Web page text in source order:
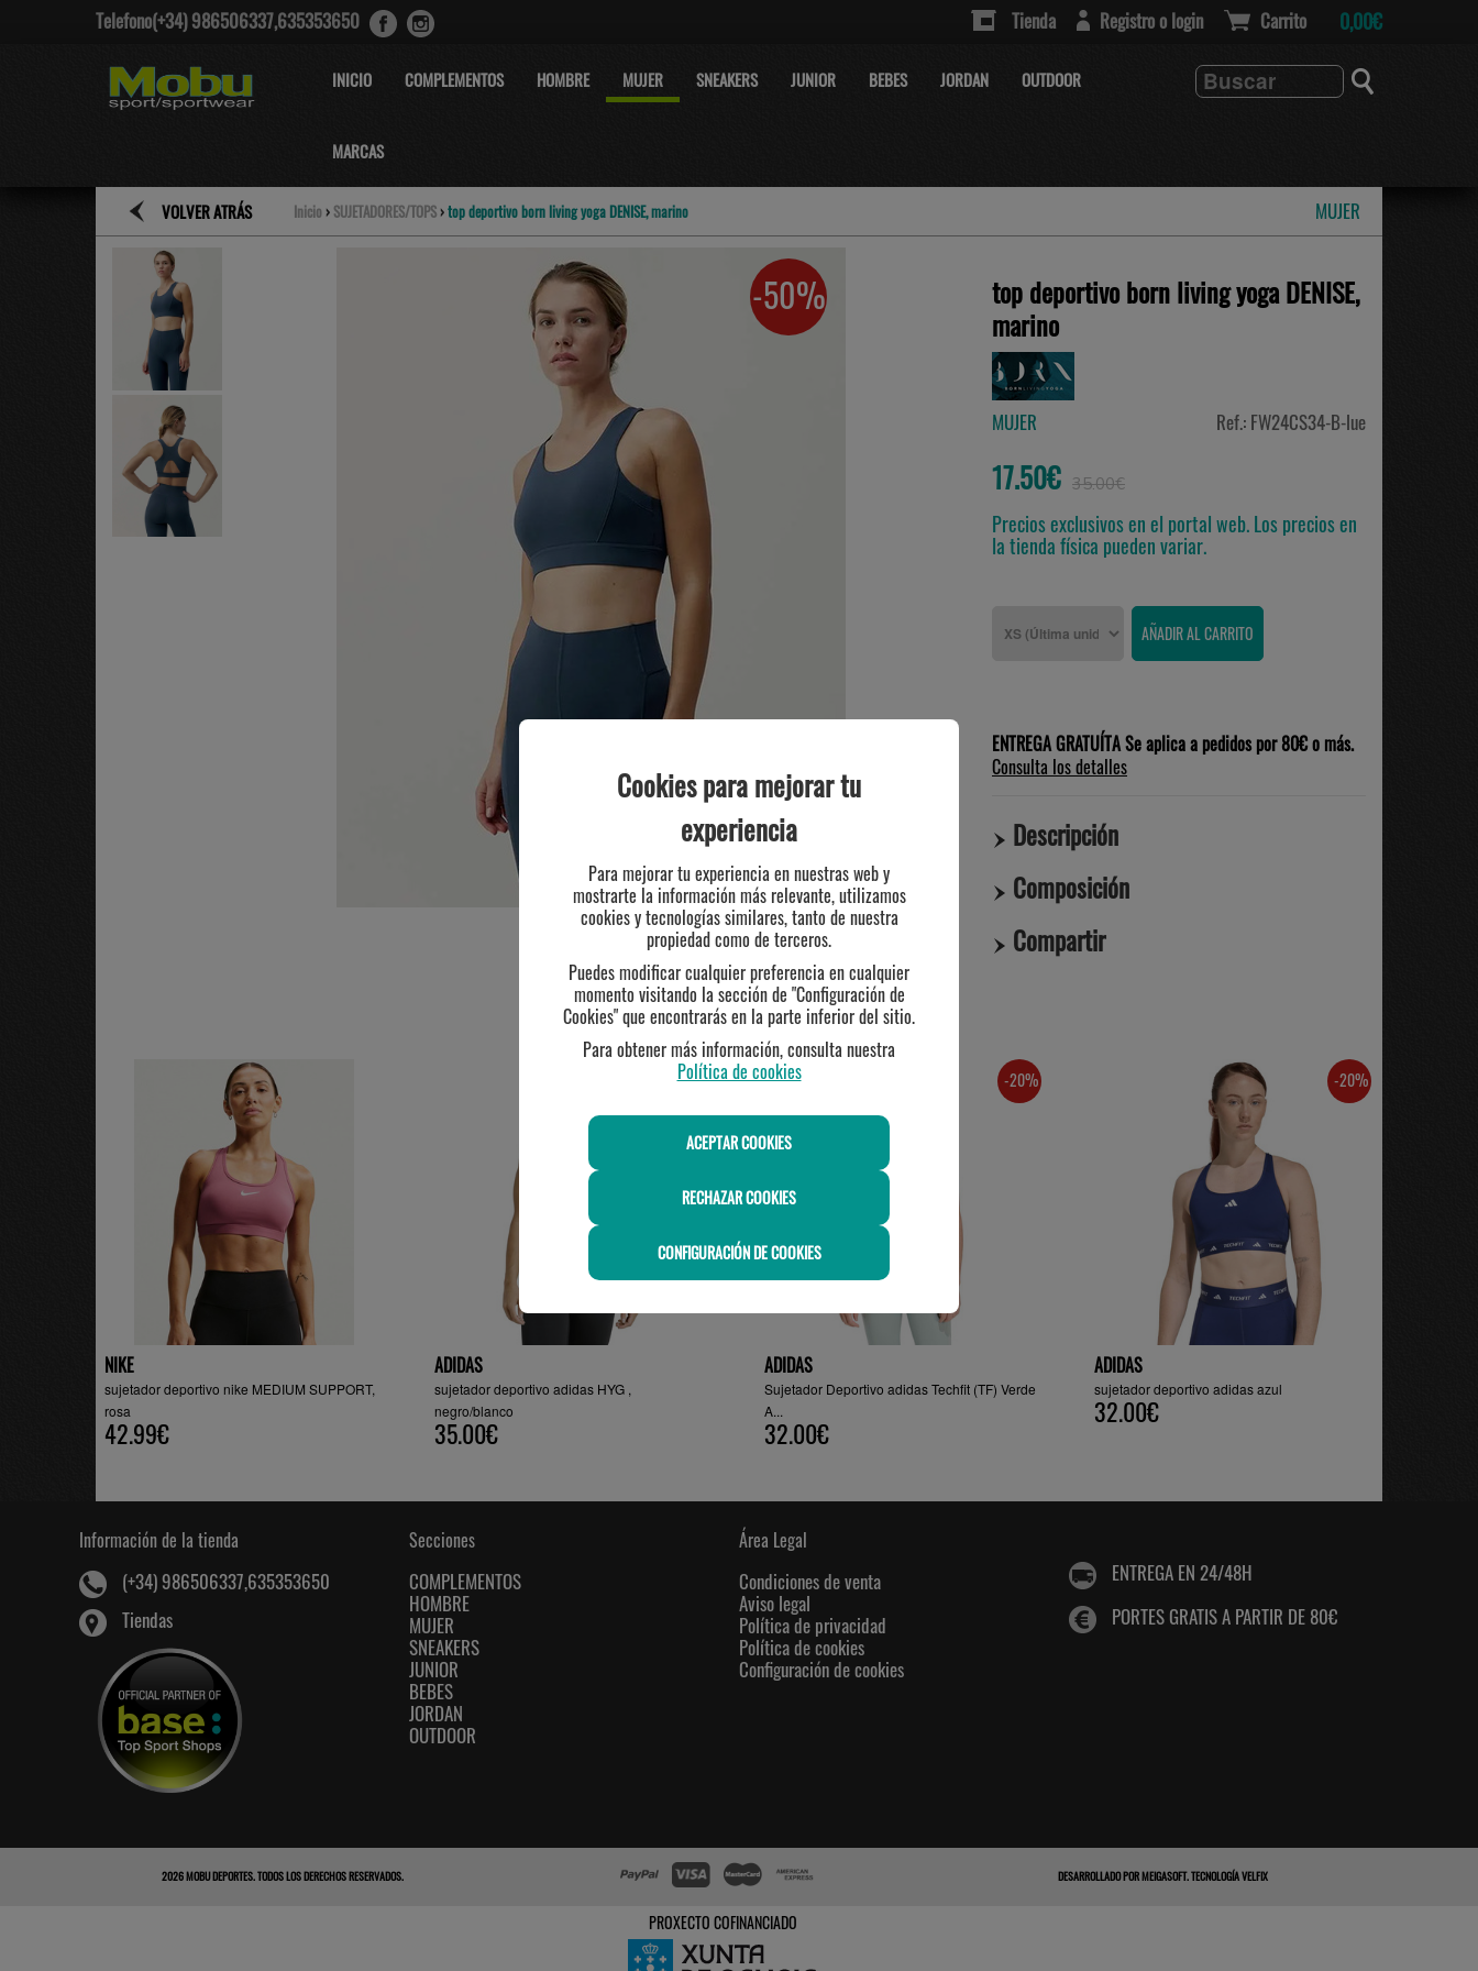
Telefono(+34) 986506337,635353650 Tienda Registro o login Carrito 0,00€
INICIO COMPLEMENTOS HOMBRE MUJER SNEAKERS JUNIOR BEBES JORDAN OUTDOOR
MARCAS
VOLVER ATRÁS Inicio › SUJETADORES/TOPS ›top deportivo born living yoga DENISE, marino MUJER
-50%
top deportivo born living yoga DENISE,
marino
MUJER Ref.: FW24CS34-B-lue
17.50€ 35.00€
Precios exclusivos en el portal web. Los precios en
la tienda física pueden variar.
ENTREGA GRATUÍTA Se aplica a pedidos por 80€ o más.
Consulta los detalles
Descripción
Composición
Compartir
TE PUEDE INTERESAR
NIKE
sujetador deportivo nike MEDIUM SUPPORT,
rosa
42.99€
ADIDAS
sujetador deportivo adidas HYG ,
negro/blanco
35.00€
-20%
ADIDAS
Sujetador Deportivo adidas Techfit (TF) Verde
A...
32.00€
-20%
ADIDAS
sujetador deportivo adidas azul
32.00€
Información de la tienda
(+34) 986506337,635353650
Tiendas
Secciones
COMPLEMENTOS
HOMBRE
MUJER
SNEAKERS
JUNIOR
BEBES
JORDAN
OUTDOOR
Área Legal
Condiciones de venta
Aviso legal
Política de privacidad
Política de cookies
Configuración de cookies
ENTREGA EN 24/48H
PORTES GRATIS A PARTIR DE 80€
2026MOBU DEPORTES. TODOS LOS DERECHOS RESERVADOS. DESARROLLADO PORMEIGASOFT.TECNOLOGÍA VELFIX
PROXECTO COFINANCIADO
Cookies para mejorar tu
experiencia
Para mejorar tu experiencia en nuestras web y
mostrarte la información más relevante, utilizamos
cookies y tecnologías similares, tanto de nuestra
propiedad como de terceros.
Puedes modificar cualquier preferencia en cualquier
momento visitando la sección de "Configuración de
Cookies" que encontrarás en la parte inferior del sitio.
Para obtener más información, consulta nuestra
Política de cookies
ACEPTAR COOKIES
RECHAZAR COOKIES
CONFIGURACIÓN DE COOKIES